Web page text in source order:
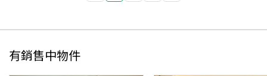
有銷售中物件